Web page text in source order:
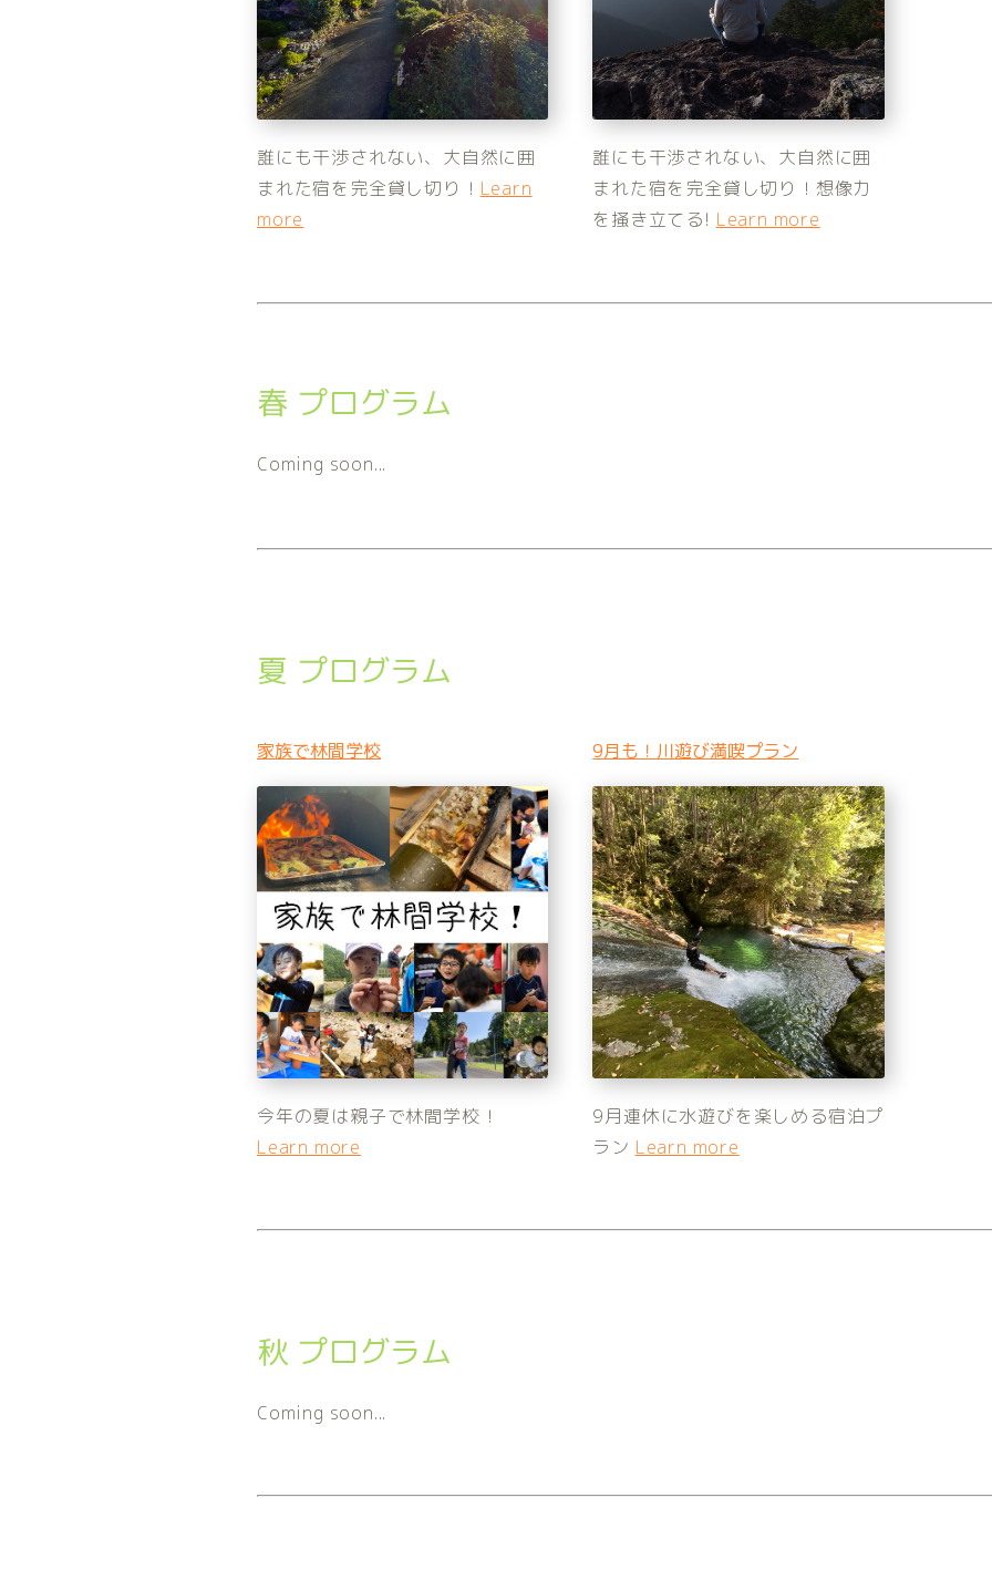
誰にも干渉されない、大自然に囲
まれた宿を完全貸し切り！ Learn
more
誰にも干渉されない、大自然に囲
まれた宿を完全貸し切り！想像力
を掻き立てる! Learn more
春 プログラム
Coming soon...
夏 プログラム
家族で林間学校
今年の夏は親子で林間学校！
Learn more
9月も！川遊び満喫プラン
9月連休に水遊びを楽しめる宿泊プ
ラン Learn more
秋 プログラム
Coming soon...